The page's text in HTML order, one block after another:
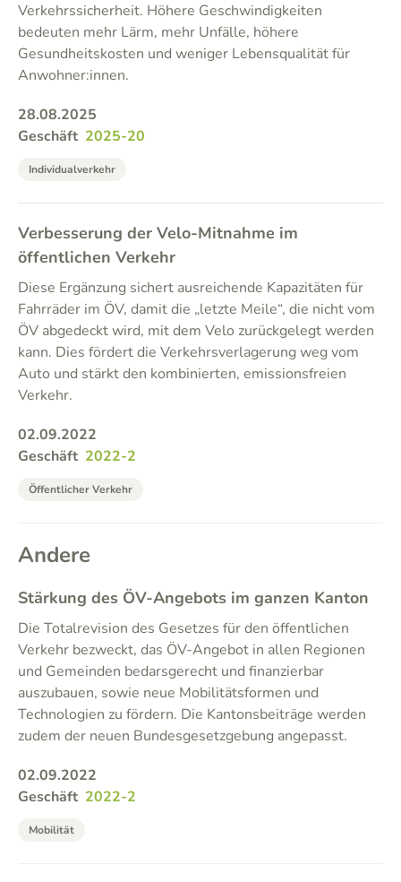
Verkehrssicherheit. Höhere Geschwindigkeiten
bedeuten mehr Lärm, mehr Unfälle, höhere
Gesundheitskosten und weniger Lebensqualität für
Anwohner:innen.
28.08.2025
Geschäft 2025-20
Individualverkehr
Verbesserung der Velo-Mitnahme im
öffentlichen Verkehr
Diese Ergänzung sichert ausreichende Kapazitäten für
Fahrräder im ÖV, damit die „letzte Meile“, die nicht vom
ÖV abgedeckt wird, mit dem Velo zurückgelegt werden
kann. Dies fördert die Verkehrsverlagerung weg vom
Auto und stärkt den kombinierten, emissionsfreien
Verkehr.
02.09.2022
Geschäft 2022-2
Öffentlicher Verkehr
Andere
Stärkung des ÖV-Angebots im ganzen Kanton
Die Totalrevision des Gesetzes für den öffentlichen
Verkehr bezweckt, das ÖV-Angebot in allen Regionen
und Gemeinden bedarsgerecht und finanzierbar
auszubauen, sowie neue Mobilitätsformen und
Technologien zu fördern. Die Kantonsbeiträge werden
zudem der neuen Bundesgesetzgebung angepasst.
02.09.2022
Geschäft 2022-2
Mobilität